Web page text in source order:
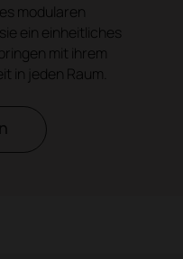
modularen
ein einheitliches
mit ihrem
in jeden Raum.